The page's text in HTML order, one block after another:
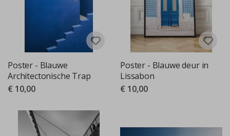
Poster - Blauwe
Architectonische Trap
€ 10,00
Poster - Blauwe deur in
Lissabon
€ 10,00